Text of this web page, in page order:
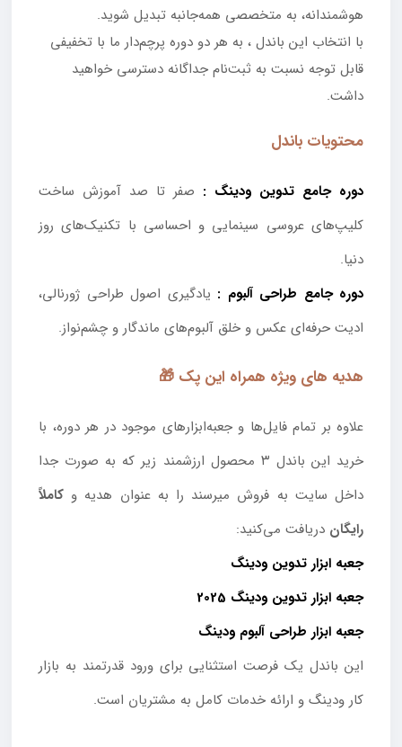
هوشمندانه، به متخصصی همه‌جانبه تبدیل شوید.
با انتخاب این باندل ، به هر دو دوره پرچم‌دار ما با تخفیفی
قابل توجه نسبت به ثبت‌نام جداگانه دسترسی خواهید
داشت.
محتویات باندل
دوره جامع تدوین ودینگ : صفر تا صد آموزش ساخت
کلیپ‌های عروسی سینمایی و احساسی با تکنیک‌های روز
دنیا.
دوره جامع طراحی آلبوم : یادگیری اصول طراحی ژورنالی،
ادیت حرفه‌ای عکس و خلق آلبوم‌های ماندگار و چشم‌نواز.
هدیه های ویژه همراه این پک 🎁
علاوه بر تمام فایل‌ها و جعبه‌ابزارهای موجود در هر دوره، با
خرید این باندل ۳ محصول ارزشمند زیر که به صورت جدا
داخل سایت به فروش میرسند را به عنوان هدیه و کاملاً
رایگان دریافت می‌کنید:
جعبه ابزار تدوین ودینگ
جعبه ابزار تدوین ودینگ 2025
جعبه ابزار طراحی آلبوم ودینگ
این باندل یک فرصت استثنایی برای ورود قدرتمند به بازار
کار ودینگ و ارائه خدمات کامل به مشتریان است.